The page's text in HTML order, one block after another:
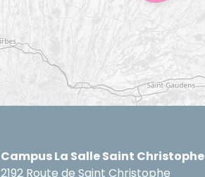
Campus La Salle Saint Christophe
2192 Route de Saint Christophe